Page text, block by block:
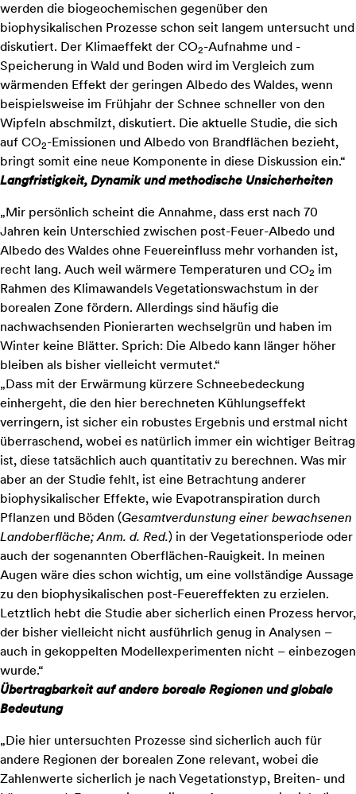
werden die biogeochemischen gegenüber den
biophysikalischen Prozesse schon seit langem untersucht und
diskutiert. Der Klimaeffekt der CO2-Aufnahme und -
Speicherung in Wald und Boden wird im Vergleich zum
wärmenden Effekt der geringen Albedo des Waldes, wenn
beispielsweise im Frühjahr der Schnee schneller von den
Wipfeln abschmilzt, diskutiert. Die aktuelle Studie, die sich
auf CO2-Emissionen und Albedo von Brandflächen bezieht,
bringt somit eine neue Komponente in diese Diskussion ein.“
Langfristigkeit, Dynamik und methodische Unsicherheiten
„Mir persönlich scheint die Annahme, dass erst nach 70
Jahren kein Unterschied zwischen post-Feuer-Albedo und
Albedo des Waldes ohne Feuereinfluss mehr vorhanden ist,
recht lang. Auch weil wärmere Temperaturen und CO2 im
Rahmen des Klimawandels Vegetationswachstum in der
borealen Zone fördern. Allerdings sind häufig die
nachwachsenden Pionierarten wechselgrün und haben im
Winter keine Blätter. Sprich: Die Albedo kann länger höher
bleiben als bisher vielleicht vermutet.“
„Dass mit der Erwärmung kürzere Schneebedeckung
einhergeht, die den hier berechneten Kühlungseffekt
verringern, ist sicher ein robustes Ergebnis und erstmal nicht
überraschend, wobei es natürlich immer ein wichtiger Beitrag
ist, diese tatsächlich auch quantitativ zu berechnen. Was mir
aber an der Studie fehlt, ist eine Betrachtung anderer
biophysikalischer Effekte, wie Evapotranspiration durch
Pflanzen und Böden (Gesamtverdunstung einer bewachsenen
Landoberfläche; Anm. d. Red.) in der Vegetationsperiode oder
auch der sogenannten Oberflächen-Rauigkeit. In meinen
Augen wäre dies schon wichtig, um eine vollständige Aussage
zu den biophysikalischen post-Feuereffekten zu erzielen.
Letztlich hebt die Studie aber sicherlich einen Prozess hervor,
der bisher vielleicht nicht ausführlich genug in Analysen –
auch in gekoppelten Modellexperimenten nicht – einbezogen
wurde.“
Übertragbarkeit auf andere boreale Regionen und globale
Bedeutung
„Die hier untersuchten Prozesse sind sicherlich auch für
andere Regionen der borealen Zone relevant, wobei die
Zahlenwerte sicherlich je nach Vegetationstyp, Breiten- und